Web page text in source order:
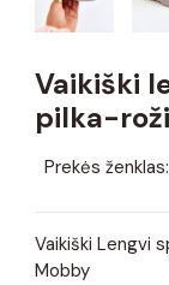
Vaikiški
pilka-
Prekės ženklas:
Vaikiški Lengvi
Mobby